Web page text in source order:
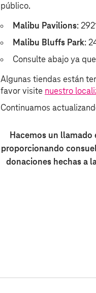
público.
Malibu Pavilions:
Malibu Bluffs Park:
Consulte abajo ya
Algunas tiendas están
favor visite nuestro
Continuamos
Hacemos un llamado
proporcionando
donaciones hechas a